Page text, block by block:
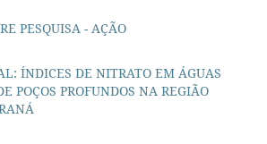
PESQUISA - AÇÃO
ÍNDICES DE NITRATO EM ÁGUAS
POÇOS PROFUNDOS NA REGIÃO